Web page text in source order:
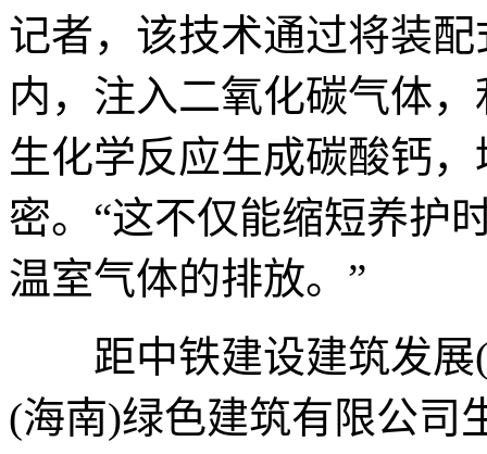
记者，该技术通过将装
内，注入二氧化碳气体
生化学反应生成碳酸钙
密。“这不仅能缩短养护
温室气体的排放。”
距中铁建设建筑发展(
(海南)绿色建筑有限公司